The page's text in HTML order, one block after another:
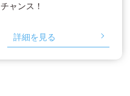
チャンス！
詳細を見る